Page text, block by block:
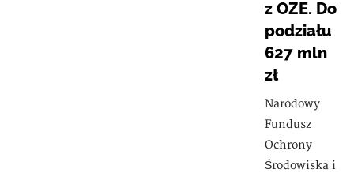
z OZE. Do
podziału
627 mln
zł
Narodowy
Fundusz
Ochrony
Środowiska i